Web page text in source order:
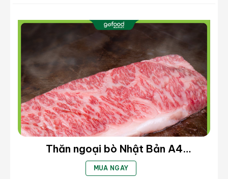
Flank bò Wagyu Mỹ
Diềm thăn bò Mỹ
: Phần thịt pha lọc từ phần thịt
bụng. Mềm, giòn, thơm ngọt, có cấu trúc đặc
trưng với các vạch xếp ngói chéo, xen kẽ giữa
các lớp mỡ bụng thơm ngậy và độ béo.
Thăn ngoại bò Nhật Bản A4
(Striploin Beef A4) – Cắt Steak (kg)
MUA NGAY